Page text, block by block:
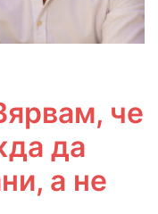
че
да
а не